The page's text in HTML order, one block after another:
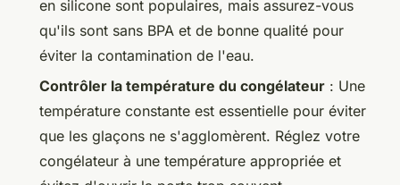
en silicone sont populaires, mais assurez-vous
qu'ils sont sans BPA et de bonne qualité pour
éviter la contamination de l'eau.
Contrôler la température du congélateur : Une
température constante est essentielle pour éviter
que les glaçons ne s'agglomèrent. Réglez votre
congélateur à une température appropriée et